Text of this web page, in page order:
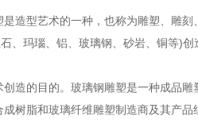
造型艺术的一种，也称为雕塑、雕
玛瑙、铝、玻璃钢、砂岩、铜等)创
造的目的。玻璃钢雕塑是一种成品
树脂和玻璃纤维雕塑制造商及其产品